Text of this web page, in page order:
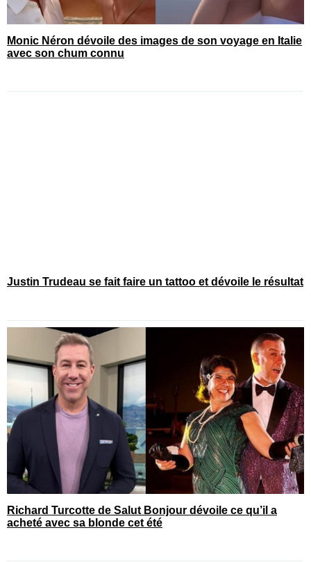
Monic Néron dévoile des images de son voyage en Italie
avec son chum connu
Justin Trudeau se fait faire un tattoo et dévoile le résultat
Richard Turcotte de Salut Bonjour dévoile ce qu’il a
acheté avec sa blonde cet été